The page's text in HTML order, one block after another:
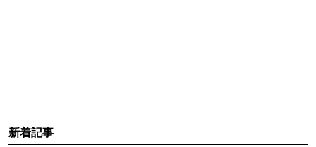
新着記事